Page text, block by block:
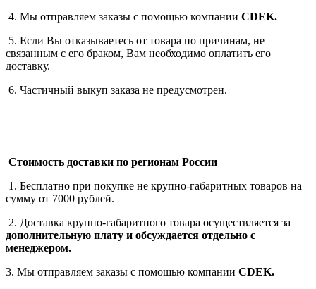
4. Мы отправляем заказы с помощью компании СDEK.
5. Если Вы отказываетесь от товара по причинам, не
связанным с его браком, Вам необходимо оплатить его
доставку.
6. Частичный выкуп заказа не предусмотрен.
Стоимость доставки по регионам России
1. Бесплатно при покупке не крупно-габаритных товаров на
сумму от 7000 рублей.
2. Доставка крупно-габаритного товара осуществляется за
дополнительную плату и обсуждается отдельно с
менеджером.
3. Мы отправляем заказы с помощью компании СDEK.